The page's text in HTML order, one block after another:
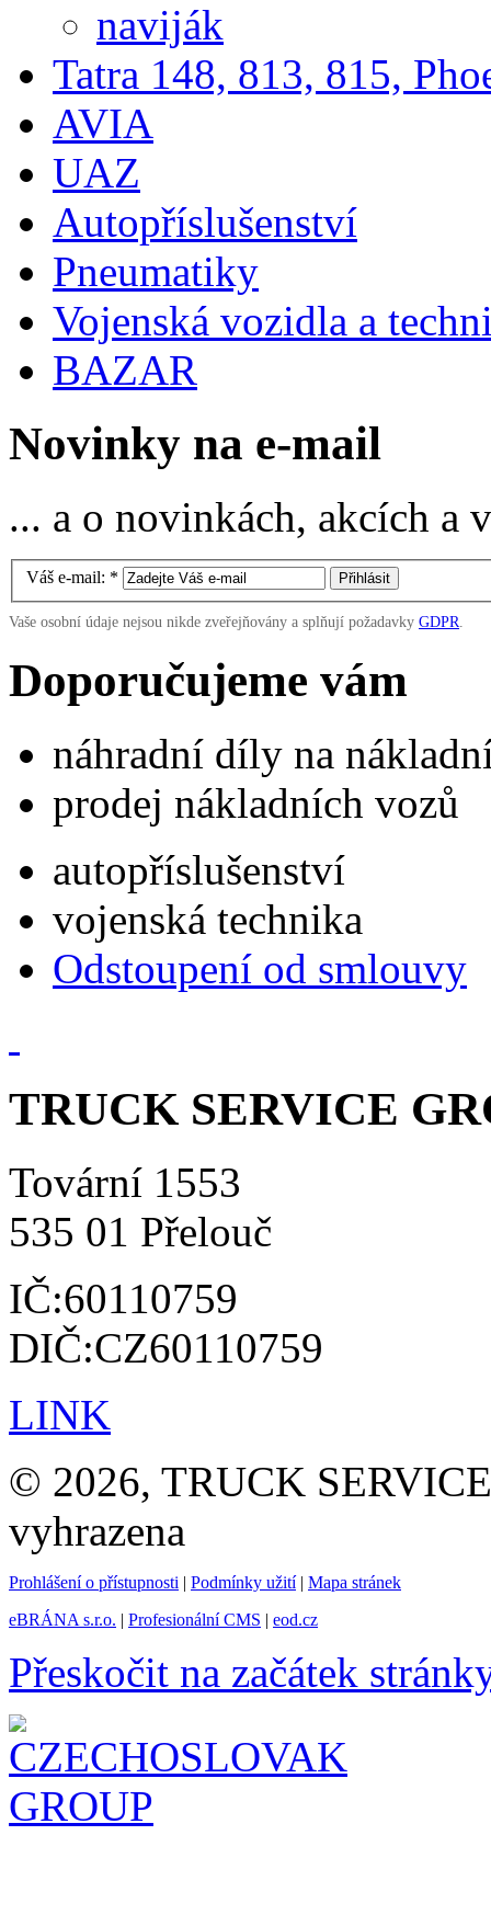
naviják
Tatra 148, 813, 815,
AVIA
UAZ
Autopříslušenství
Pneumatiky
Vojenská vozidla a
BAZAR
Novinky na e-mail
... a o novinkách, akcích
Váš e-mail: *
Vaše osobní údaje nejsou nikde zveřejňovány a splňují požadavky GDPR.
Doporučujeme vám
náhradní díly na
prodej nákladních vozů
autopříslušenství
vojenská technika
Odstoupení od smlouvy
TRUCK SERVICE
Tovární 1553
535 01 Přelouč
IČ:60110759
DIČ:CZ60110759
LINK
© 2026, TRUCK
vyhrazena
Prohlášení o přístupnosti | Podmínky užití| Mapa stránek
eBRÁNA s.r.o. | Profesionální CMS | eod.cz
Přeskočit na začátek